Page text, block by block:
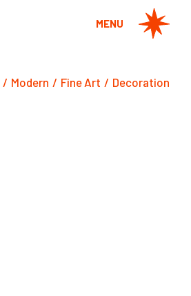
MENU
Modern Fine Art Decoration